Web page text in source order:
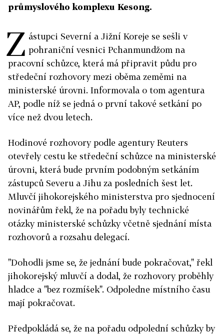
průmyslového komplexu Kesong.
Z ástupci Severní a Jižní Koreje se sešli v
pohraniční vesnici Pchanmundžom na
pracovní schůzce, která má připravit půdu pro
středeční rozhovory mezi oběma zeměmi na
ministerské úrovni. Informovala o tom agentura
AP, podle níž se jedná o první takové setkání po
více než dvou letech.
Hodinové rozhovory podle agentury Reuters
otevřely cestu ke středeční schůzce na ministerské
úrovni, která bude prvním podobným setkáním
zástupců Severu a Jihu za posledních šest let.
Mluvčí jihokorejského ministerstva pro sjednocení
novinářům řekl, že na pořadu byly technické
otázky ministerské schůzky včetně sjednání místa
rozhovorů a rozsahu delegací.
"Dohodli jsme se, že jednání bude pokračovat," řekl
jihokorejský mluvčí a dodal, že rozhovory proběhly
hladce a "bez rozmíšek". Odpoledne místního času
mají pokračovat.
Předpokládá se, že na pořadu odpolední schůzky by